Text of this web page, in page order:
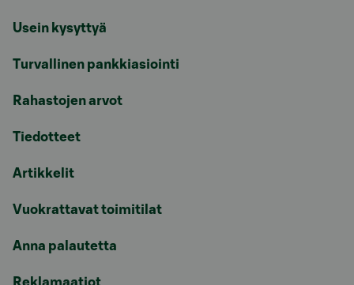
Usein kysyttyä
Turvallinen pankkiasiointi
Rahastojen arvot
Tiedotteet
Artikkelit
Vuokrattavat toimitilat
Anna palautetta
Reklamaatiot